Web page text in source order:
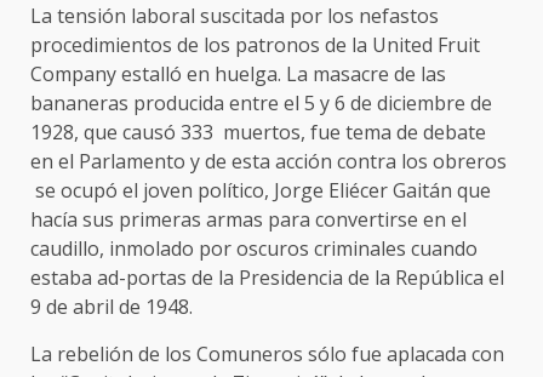
La tensión laboral suscitada por los nefastos
procedimientos de los patronos de la United Fruit
Company estalló en huelga. La masacre de las
bananeras producida entre el 5 y 6 de diciembre de
1928, que causó 333 muertos, fue tema de debate
en el Parlamento y de esta acción contra los obreros
se ocupó el joven político, Jorge Eliécer Gaitán que
hacía sus primeras armas para convertirse en el
caudillo, inmolado por oscuros criminales cuando
estaba ad-portas de la Presidencia de la República el
9 de abril de 1948.
La rebelión de los Comuneros sólo fue aplacada con